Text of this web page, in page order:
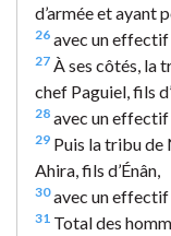
d’armée et ayant
26 avec un effectif
27 À ses côtés, la
chef Paguiel, fils
28 avec un effectif
29 Puis la tribu de
Ahira, fils d’Énân,
30avec un effectif
31 Total des